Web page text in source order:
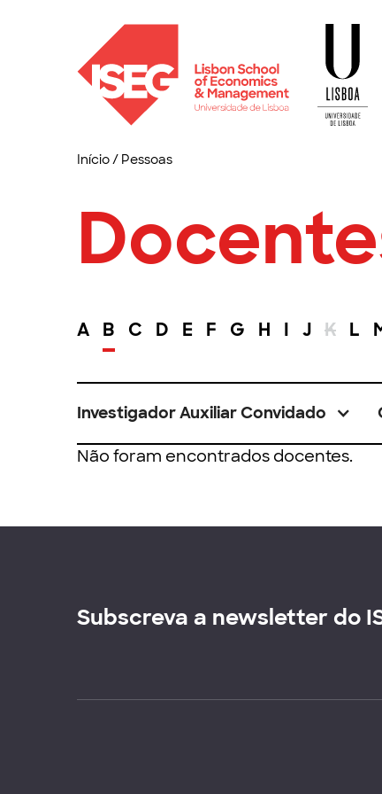
Início/ Pessoas
A B C D E F G H I J K L
Investigador Auxiliar Convidado
Não foram encontrados docentes.
Subscreva a newsletter do